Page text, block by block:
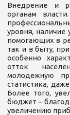
Внедрение и
органам
уровня,
помогающих в
так и в быту,
особенно
отток
молодежную
статистика,
Более того,
бюджет –
увеличению